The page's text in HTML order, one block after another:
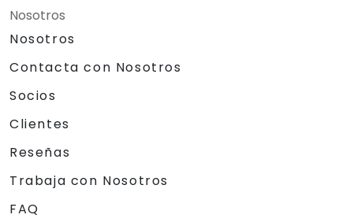
Nosotros
Nosotros
Contacta con Nosotros
Socios
Clientes
Reseñas
Trabaja con Nosotros
FAQ